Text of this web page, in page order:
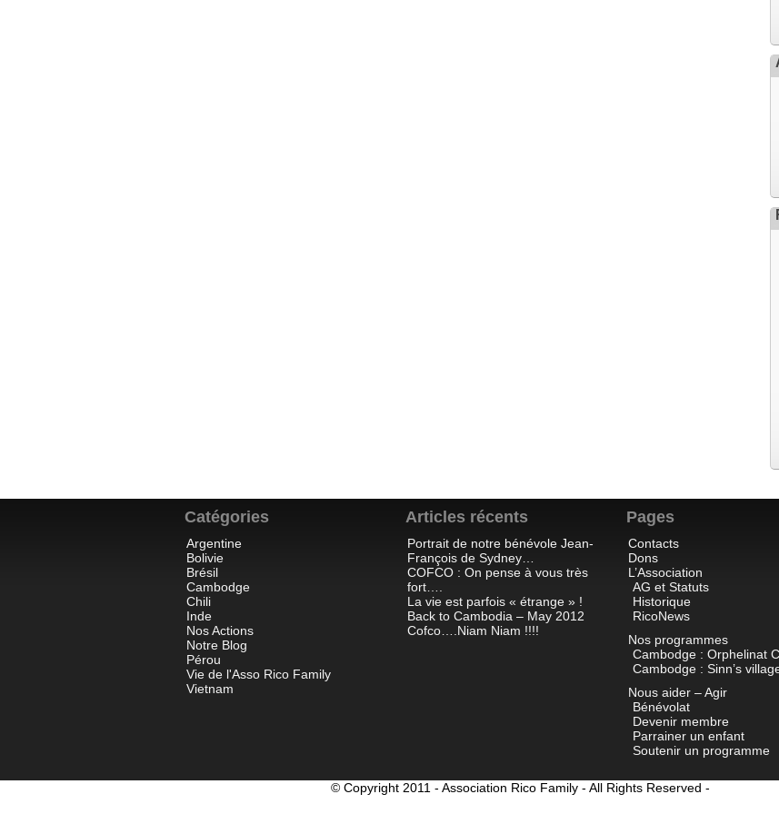
Catégories
Argentine
Bolivie
Brésil
Cambodge
Chili
Inde
Nos Actions
Notre Blog
Pérou
Vie de l'Asso Rico Family
Vietnam
Articles récents
Portrait de notre bénévole Jean-
François de Sydney…
COFCO : On pense à vous très
fort….
La vie est parfois « étrange » !
Back to Cambodia – May 2012
Cofco….Niam Niam !!!!
Pages
Contacts
Dons
L’Association
AG et Statuts
Historique
RicoNews
Nos programmes
Cambodge : Orphelinat
Cambodge : Sinn’s
Nous aider – Agir
Bénévolat
Devenir membre
Parrainer un enfant
Soutenir un programme
© Copyright 2011 - Association Rico Family - All Rights Reserved -